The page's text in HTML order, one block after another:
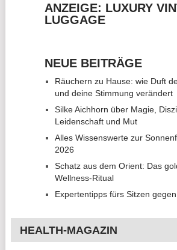
ANZEIGE: LUXURY
LUGGAGE
NEUE BEITRÄGE
Räuchern zu Hause: wie Duft
und deine Stimmung verändert
Silke Aichhorn über Magie,
Leidenschaft und Mut
Alles Wissenswerte zur
2026
Schatz aus dem Orient: Das
Wellness-Ritual
Expertentipps fürs Sitzen
HEALTH-MAGAZIN